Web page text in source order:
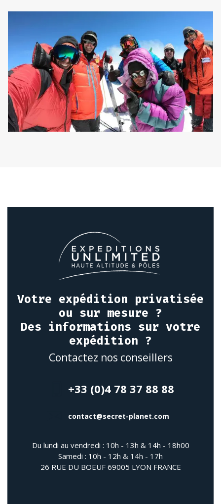
Votre expédition privatisée
ou sur mesure ?
Des informations sur votre
expédition ?
Contactez nos conseillers
+33 (0)4 78 37 88 88
contact@secret-planet.com
Du lundi au vendredi : 10h - 13h & 14h - 18h00
Samedi : 10h - 12h & 14h - 17h
26 RUE DU BOEUF 69005 LYON FRANCE